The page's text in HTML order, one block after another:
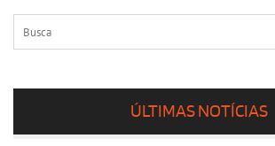
ÚLTIMAS NOTÍCIAS